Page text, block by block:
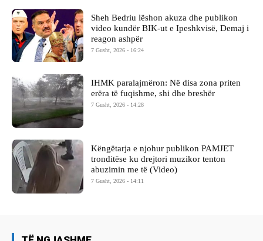
Sheh Bedriu lëshon akuza dhe publikon
video kundër BIK-ut e Ipeshkvisë, Demaj i
reagon ashpër
7 Gusht, 2026 - 16:24
IHMK paralajmëron: Në disa zona priten
erëra të fuqishme, shi dhe breshër
7 Gusht, 2026 - 14:28
Këngëtarja e njohur publikon PAMJET
tronditëse ku drejtori muzikor tenton
abuzimin me të (Video)
7 Gusht, 2026 - 14:11